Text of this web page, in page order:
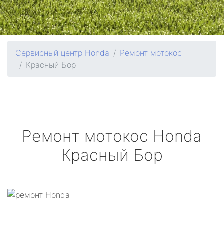
Сервисный центр Honda
Ремонт мотокос
Красный Бор
Ремонт мотокос Honda
Красный Бор